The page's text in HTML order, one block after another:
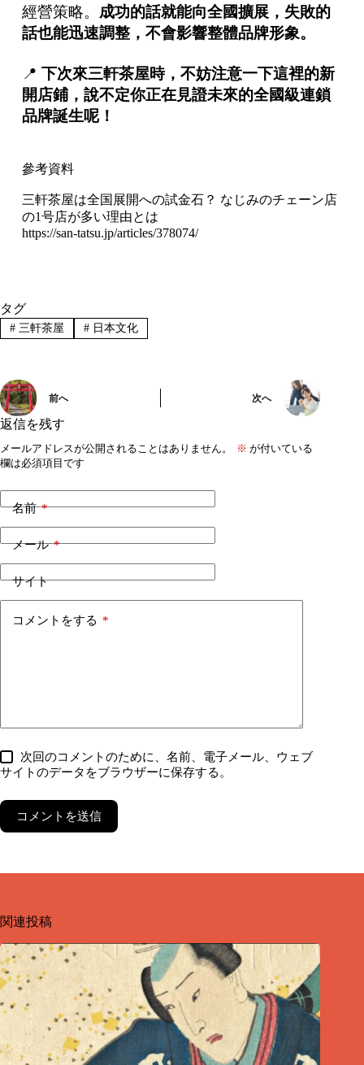
經營策略。 成功的話就能向全國擴展，失敗的
話也能迅速調整，不會影響整體品牌形象。
📍 下次來三軒茶屋時，不妨注意一下這裡的新
開店鋪，說不定你正在見證未來的全國級連鎖
品牌誕生呢！
參考資料
三軒茶屋は全国展開への試金石？ なじみのチェーン店
の1号店が多い理由とは
https://san-tatsu.jp/articles/378074/
タグ
#三軒茶屋 #日本文化
前へ 次へ
返信を残す
メールアドレスが公開されることはありません。 ※ が付いている
欄は必須項目です
名前*
メール*
サイト
コメントをする *
次回のコメントのために、名前、電子メール、ウェブ
サイトのデータをブラウザーに保存する。
コメントを送信
関連投稿